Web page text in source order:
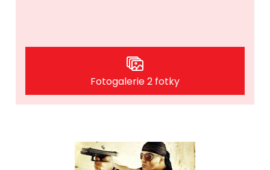
Fotogalerie 2 fotky